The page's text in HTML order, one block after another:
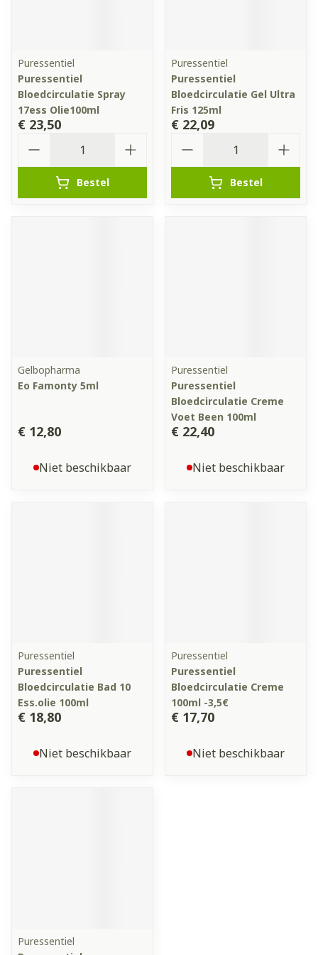
Puressentiel
Puressentiel
Bloedcirculatie Spray
17ess Olie100ml
€ 23,50
Bestel
Puressentiel
Puressentiel
Bloedcirculatie Gel Ultra
Fris 125ml
€ 22,09
Bestel
Gelbopharma
Eo Famonty 5ml
€ 12,80
Niet beschikbaar
Puressentiel
Puressentiel
Bloedcirculatie Creme
Voet Been 100ml
€ 22,40
Niet beschikbaar
Puressentiel
Puressentiel
Bloedcirculatie Bad 10
Ess.olie 100ml
€ 18,80
Niet beschikbaar
Puressentiel
Puressentiel
Bloedcirculatie Creme
100ml -3,5€
€ 17,70
Niet beschikbaar
Puressentiel